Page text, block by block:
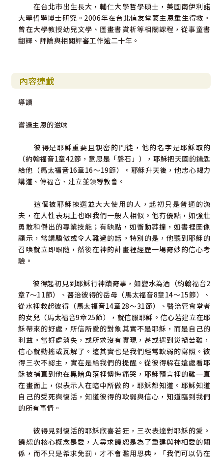
在台北市出生長大，輔仁大學哲學碩士，美國南伊利諾
大學哲學博士研究。2006年在台北信友堂蒙主恩重生得救。
曾在大學教授幼兒文學、圖畫書賞析等相關課程，從事童書
翻譯、評論與相關評審工作逾二十年。
內容連載
導讀
嘗過主恩的滋味
彼得是耶穌重要且親密的門徒，他的名字是耶穌取的
（約翰福音1章42節，意思是「磐石」），耶穌把天國的鑰匙
給他（馬太福音16章16～19節）。耶穌升天後，他忠心竭力
講道、傳福音、建立並領導教會。
這個被耶穌揀選並大大使用的人，起初只是普通的漁
夫，在人性表現上也跟我們一般人相似。他有優點，如強壯
勇敢和傑出的專業技能；有缺點，如衝動莽撞，如書裡圖像
顯示，常講驕傲或令人難過的話。特別的是，他聽到耶穌的
召喚就立即跟隨，然後在神的計畫裡經歷一場奇妙的信心考
驗。
彼得起初見到耶穌行神蹟奇事，如變水為酒（約翰福音2
章7～11節）、醫治彼得的岳母（馬太福音8章14～15節）、
從水裡救起彼得（馬太福音14章28～31節）、醫治管會堂者
的女兒（馬太福音9章25節），就信服耶穌。信心若建立在耶
穌帶來的好處，所信所愛的對象其實不是耶穌，而是自己的
利益。當好處消失，或所求沒有實現，甚或遇到災禍苦難，
信心就動搖或瓦解了。這其實也是我們經常軟弱的寫照。彼
得三次不認主，實在是給我們的提醒。從彼得躲在遠處看耶
穌被捕直到他在黑暗角落裡懊悔痛哭，耶穌預言裡的雞一直
在畫面上，似表示人在暗中所做的，耶穌都知道。耶穌知道
自己的受死與復活，知道彼得的軟弱與信心，知道臨到我們
的所有事情。
彼得見到復活的耶穌欣喜若狂，三次表達對耶穌的愛。
饒恕的核心概念是愛，人尋求饒恕是為了重建與神相愛的關
係，而不只是希求免罰，才不會濫用恩典，「我們可以仍在